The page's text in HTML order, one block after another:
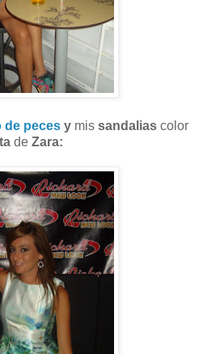
de pecesy missandaliascolor
de Zara: